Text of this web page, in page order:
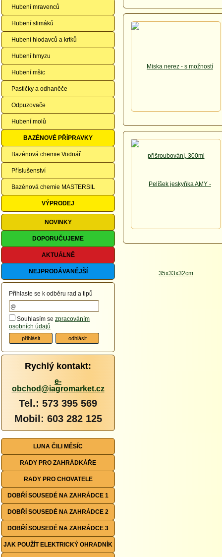
Hubení mravenců
Hubení slimáků
Hubení hlodavců a krtků
Hubení hmyzu
Hubení mšic
Pastičky a odhaněče
Odpuzovače
Hubení molů
BAZÉNOVÉ PŘÍPRAVKY
Bazénová chemie Vodnář
Příslušenství
Bazénová chemie MASTERSIL
VÝPRODEJ
NOVINKY
DOPORUČUJEME
AKTUÁLNĚ
NEJPRODÁVANĚJŠÍ
Přihlaste se k odběru rad a tipů
Souhlasím se zpracováním
osobních údajů
Rychlý kontakt:
e-
obchod@iagromarket.cz
Tel.: 573 395 569
Mobil: 603 282 125
LUNA ČILI MĚSÍC
RADY PRO ZAHRÁDKÁŘE
RADY PRO CHOVATELE
DOBŘÍ SOUSEDÉ NA ZAHRÁDCE 1
DOBŘÍ SOUSEDÉ NA ZAHRÁDCE 2
DOBŘÍ SOUSEDÉ NA ZAHRÁDCE 3
JAK POUŽÍT ELEKTRICKÝ OHRADNÍK